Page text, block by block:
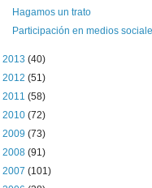
Hagamos un trato
Participación en medios
2013 (40)
2012 (51)
2011 (58)
2010 (72)
2009 (73)
2008 (91)
2007 (101)